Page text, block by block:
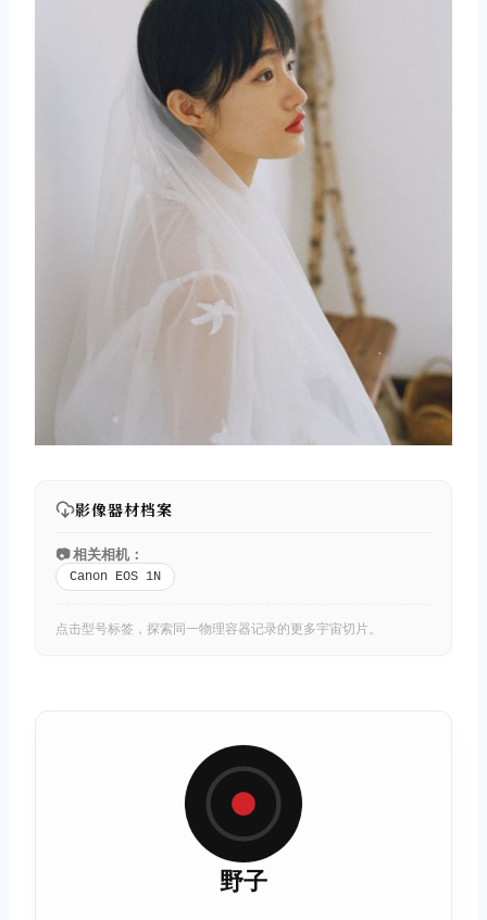
影像器材档案
📷 相关相机：
Canon EOS 1N
点击型号标签，探索同一物理容器记录的更多宇宙切片。
野子